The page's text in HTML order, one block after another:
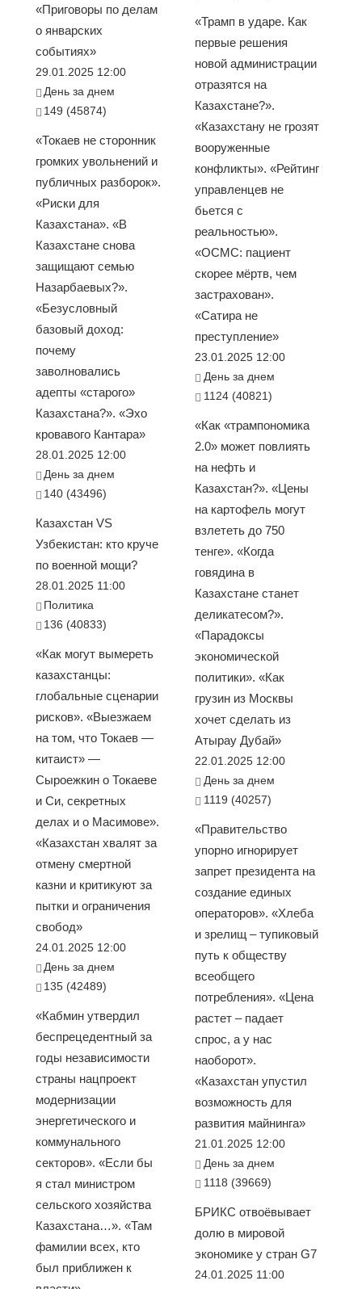
«Приговоры по делам
о январских
событиях»
29.01.2025 12:00
День за днем
149 (45874)
«Токаев не сторонник
громких увольнений и
публичных разборок».
«Риски для
Казахстана». «В
Казахстане снова
защищают семью
Назарбаевых?».
«Безусловный
базовый доход:
почему
заволновались
адепты «старого»
Казахстана?». «Эхо
кровавого Кантара»
28.01.2025 12:00
День за днем
140 (43496)
Казахстан VS
Узбекистан: кто круче
по военной мощи?
28.01.2025 11:00
Политика
136 (40833)
«Как могут вымереть
казахстанцы:
глобальные сценарии
рисков». «Выезжаем
на том, что Токаев —
китаист» —
Сыроежкин о Токаеве
и Си, секретных
делах и о Масимове».
«Казахстан хвалят за
отмену смертной
казни и критикуют за
пытки и ограничения
свобод»
24.01.2025 12:00
День за днем
135 (42489)
«Кабмин утвердил
беспрецедентный за
годы независимости
страны нацпроект
модернизации
энергетического и
коммунального
секторов». «Если бы
я стал министром
сельского хозяйства
Казахстана…». «Там
фамилии всех, кто
был приближен к
«Трамп в ударе. Как
первые решения
новой администрации
отразятся на
Казахстане?».
«Казахстану не грозят
вооруженные
конфликты». «Рейтинг
управленцев не
бьется с
реальностью».
«ОСМС: пациент
скорее мёртв, чем
застрахован».
«Сатира не
преступление»
23.01.2025 12:00
День за днем
1124 (40821)
«Как «трампономика
2.0» может повлиять
на нефть и
Казахстан?». «Цены
на картофель могут
взлететь до 750
тенге». «Когда
говядина в
Казахстане станет
деликатесом?».
«Парадоксы
экономической
политики». «Как
грузин из Москвы
хочет сделать из
Атырау Дубай»
22.01.2025 12:00
День за днем
1119 (40257)
«Правительство
упорно игнорирует
запрет президента на
создание единых
операторов». «Хлеба
и зрелищ – тупиковый
путь к обществу
всеобщего
потребления». «Цена
растет – падает
спрос, а у нас
наоборот».
«Казахстан упустил
возможность для
развития майнинга»
21.01.2025 12:00
День за днем
1118 (39669)
БРИКС отвоёвывает
долю в мировой
экономике у стран G7
24.01.2025 11:00